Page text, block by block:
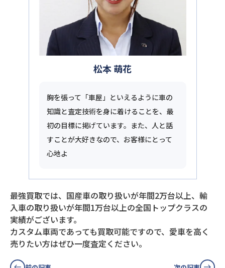
松本 萌花
胸を張って「車屋」といえるように車の
知識と査定技術を身に着けることを、最
初の目標に掲げています。また、人と話
すことが大好きなので、お客様にとって
心地よ
最強買取では、国産車の取り扱いが年間2万台以上、輸
入車の取り扱いが年間1万台以上の全国トップクラスの
実績がございます。
カスタム車両であっても買取可能ですので、愛車を高く
売りたい方はぜひ一度査定ください。